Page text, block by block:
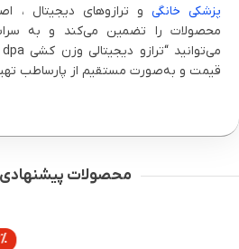
پزشکی خانگی و ترازوهای دیجیتال ،
محصولات را تضمین می‌کند و به
قیمت و به‌صورت مستقیم از پارساطب
محصولات پیشنهادی